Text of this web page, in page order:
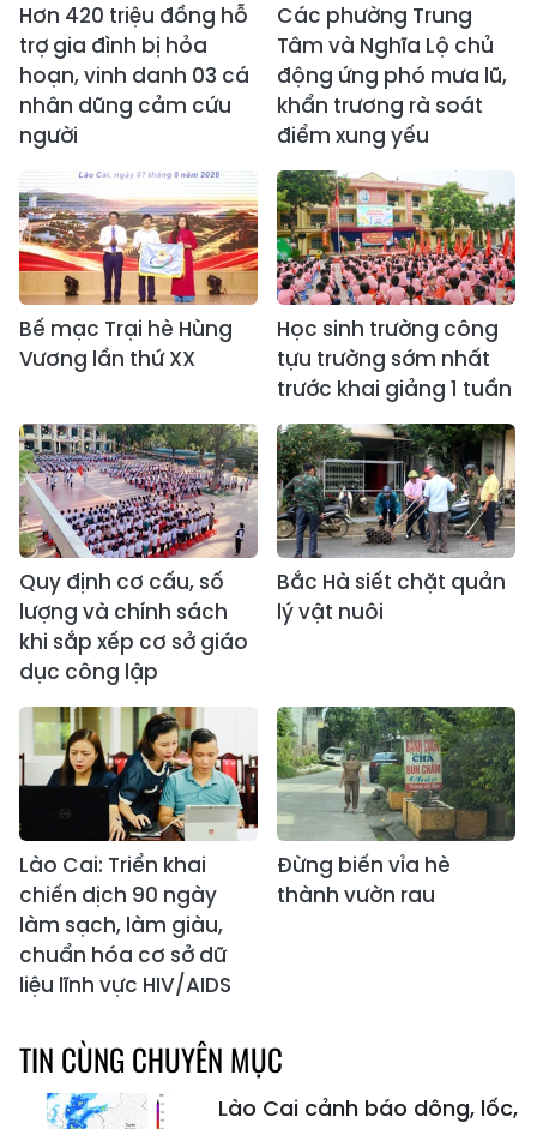
Hơn 420 triệu đồng hỗ
trợ gia đình bị hỏa
hoạn, vinh danh 03 cá
nhân dũng cảm cứu
người
Các phường Trung
Tâm và Nghĩa Lộ chủ
động ứng phó mưa lũ,
khẩn trương rà soát
điểm xung yếu
Bế mạc Trại hè Hùng
Vương lần thứ XX
Học sinh trường công
tựu trường sớm nhất
trước khai giảng 1 tuần
Quy định cơ cấu, số
lượng và chính sách
khi sắp xếp cơ sở giáo
dục công lập
Bắc Hà siết chặt quản
lý vật nuôi
Lào Cai: Triển khai
chiến dịch 90 ngày
làm sạch, làm giàu,
chuẩn hóa cơ sở dữ
liệu lĩnh vực HIV/AIDS
Đừng biến vỉa hè
thành vườn rau
TIN CÙNG CHUYÊN MỤC
Lào Cai cảnh báo dông, lốc,